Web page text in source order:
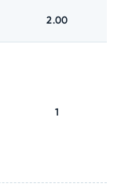
2.00
1